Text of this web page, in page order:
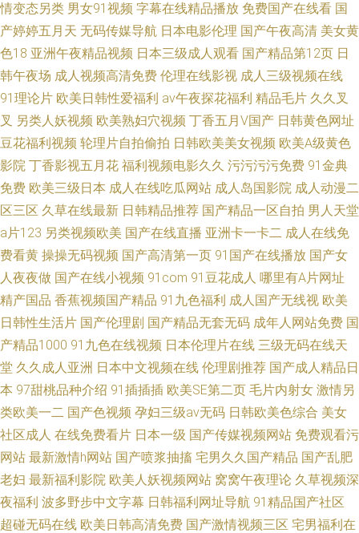
情变态另类 男女91视频 字幕在线精品播放 免费国产在线看 国
产婷婷五月天 无码传媒导航 日本电影伦理 国产午夜高清 美女黄
色18 亚洲午夜精品视频 日本三级成人观看 国产精品第12页 日
韩午夜场 成人视频高清免费 伦理在线影视 成人三级视频在线
91理论片 欧美日韩性爱福利 av午夜探花福利 精品毛片 久久叉
叉 另类人妖视频 欧美熟妇穴视频 丁香五月V国产 日韩黄色网址
豆花福利视频 轮理片自拍偷拍 日韩欧美美女视频 欧美A级黄色
影院 丁香影视五月花 福利视频电影久久 污污污污免费 91金典
免费 欧美三级日本 成人在线吃瓜网站 成人岛国影院 成人动漫二
区三区 久草在线最新 日韩精品推荐 国产精品一区自拍 男人天堂
a片123 另类视频欧美 国产在线直播 亚洲卡一卡二 成人在线免
费看黄 操操无码视频 国产高清第一页 91国产在线播放 国产女
人夜夜做 国产在线小视频 91com 91豆花成人 哪里有A片网址
精产国品 香蕉视频国产精品 91九色福利 成人国产无线视 欧美
日韩性生活片 国产伦理剧 国产精品无套无码 成年人网站免费 国
产精品1000 91九色在线视频 日本伦理片在线 三级无码在线天
堂 久久成人亚洲 日本中文视频在线 伦理剧推荐 国产成人精品日
本 97甜桃品种介绍 91插插插 欧美SE第二页 毛片内射女 激情另
类欧美一二 国产色视频 孕妇三级av无码 日韩欧美色综合 美女
社区成人 在线免费看片 日本一级 国产传媒视频网站 免费观看污
网站 最新激情h网站 国产喷浆抽搐 宅男久久国产精品 国产乱肥
老妇 最新福利影院 欧美人妖视频网站 窝窝午夜理论 久草视频深
夜福利 波多野步中文字幕 日韩福利网址导航 91精品国产社区
超碰无码在线 欧美日韩高清免费 国产激情视频三区 宅男福利在